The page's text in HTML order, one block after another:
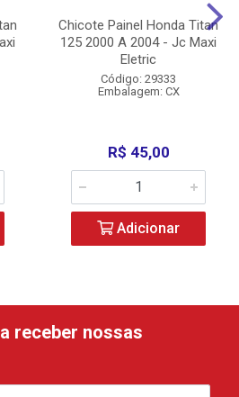
Chicote Painel Honda Titan
125 2000 A 2004 - Jc Maxi
Eletric
Código: 29333
Embalagem: CX
R$ 45,00
Adicionar
receber nossas